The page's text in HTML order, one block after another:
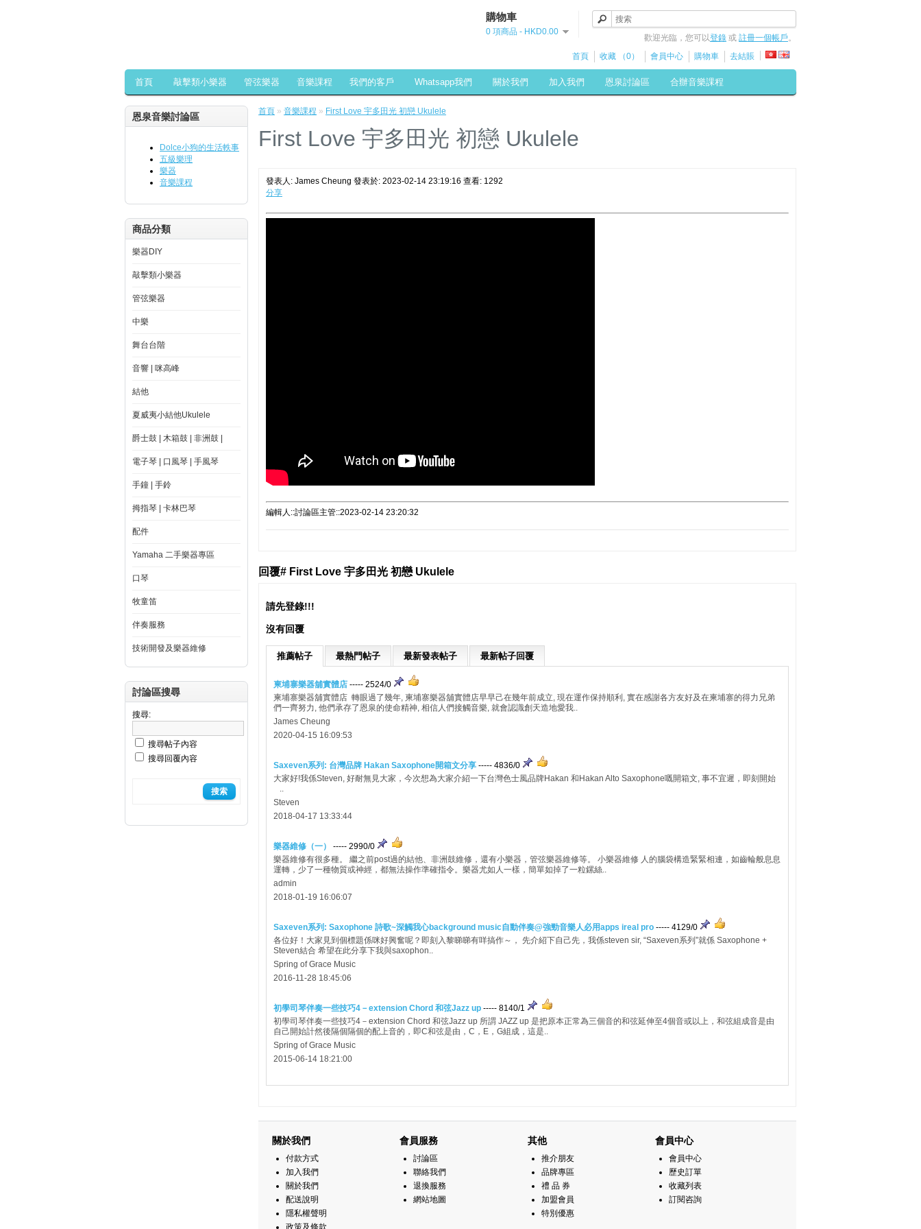
購物車
0 項商品 - HKD0.00
歡迎光臨，您可以登錄 或 註冊一個帳戶。
首頁
收藏 （0） 會員中心 購物車 去結賬
首頁 敲擊類小樂器 管弦樂器 音樂課程 我們的客戶 Whatsapp我們 關於我們 加入我們 恩泉討論區 合辦音樂課程
恩泉音樂討論區
Dolce小狗的生活軼事
五級樂理
樂器
音樂課程
商品分類
樂器DIY
敲擊類小樂器
管弦樂器
中樂
舞台台階
音響 | 咪高峰
結他
夏威夷小結他Ukulele
爵士鼓 | 木箱鼓 | 非洲鼓 |
電子琴 | 口風琴 | 手風琴
手鐘 | 手鈴
拇指琴 | 卡林巴琴
配件
Yamaha 二手樂器專區
口琴
牧童笛
伴奏服務
技術開發及樂器維修
討論區搜尋
搜尋:
搜尋帖子內容
搜尋回覆內容
首頁 » 音樂課程 » First Love 宇多田光 初戀 Ukulele
First Love 宇多田光 初戀 Ukulele
發表人: James Cheung 發表於: 2023-02-14 23:19:16 查看: 1292
分享
編輯人::討論區主管::2023-02-14 23:20:32
回覆# First Love 宇多田光 初戀 Ukulele
請先登錄!!!
沒有回覆
推薦帖子 最熱門帖子 最新發表帖子 最新帖子回覆
柬埔寨樂器舖實體店 ----- 2524/0
柬埔寨樂器舖實體店 轉眼過了幾年, 柬埔寨樂器舖實體店早早己在幾年前成立, 現在運作保持順利, 實在感謝各方友好及在柬埔寨的得力兄弟
們一齊努力, 他們承存了恩泉的使命精神, 相信人們接觸音樂, 就會認識創天造地愛我..
James Cheung
2020-04-15 16:09:53
Saxeven系列: 台灣品牌 Hakan Saxophone開箱文分享 ----- 4836/0
大家好!我係Steven, 好耐無見大家，今次想為大家介紹一下台灣色士風品牌Hakan 和Hakan Alto Saxophone嘅開箱文, 事不宜遲，即刻開始
..
Steven
2018-04-17 13:33:44
樂器維修（一）
----- 2990/0
樂器維修有很多種。 繼之前post過的結他、非洲鼓維修，還有小樂器，管弦樂器維修等。 小樂器維修 人的腦袋構造緊緊相連，如齒輪般息息
運轉，少了一種物質或神經，都無法操作準確指令。樂器尤如人一樣，簡單如掉了一粒鏍絲..
admin
2018-01-19 16:06:07
Saxeven系列: Saxophone 詩歌~深觸我心background music自動伴奏@強勁音樂人必用apps ireal pro ----- 4129/0
各位好！大家見到個標題係咪好興奮呢？即刻入黎睇睇有咩搞作～， 先介紹下自己先，我係steven sir, “Saxeven系列”就係 Saxophone +
Steven結合 希望在此分享下我與saxophon..
Spring of Grace Music
2016-11-28 18:45:06
初學司琴伴奏一些技巧4－extension Chord 和弦Jazz up ----- 8140/1
初學司琴伴奏一些技巧4－extension Chord 和弦Jazz up 所謂 JAZZ up 是把原本正常為三個音的和弦延伸至4個音或以上，和弦組成音是由
自己開始計然後隔個隔個的配上音的，即C和弦是由，C，E，G組成，這是..
Spring of Grace Music
2015-06-14 18:21:00
關於我們
付款方式
加入我們
關於我們
配送說明
隱私權聲明
政策及條款
會員服務
討論區
聯絡我們
退換服務
網站地圖
其他
推介朋友
品牌專區
禮 品 券
加盟會員
特別優惠
會員中心
會員中心
歷史訂單
收藏列表
訂閱咨詢